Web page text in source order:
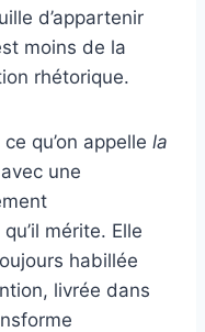
d’appartenir
moins de la
rhétorique.
qu’on appelle la
une
mérite. Elle
habillée
livrée dans